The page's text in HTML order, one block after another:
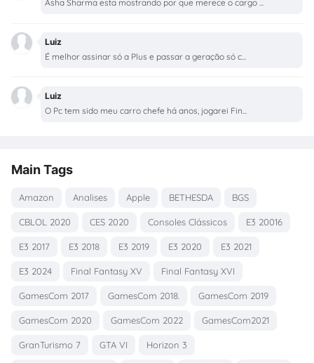
Asha Sharma esta mostrando por que merece o cargo ...
Luiz
É melhor assinar só a Plus e passar a geração só c...
Luiz
O Pc tem sido meu carro chefe há anos, jogarei Fin...
Main Tags
Amazon Analises Apple BETHESDA BGS
CBLOL 2020 CES 2020 Consoles Clássicos E3 20016
E3 2017 E3 2018 E3 2019 E3 2020 E3 2021
E3 2024 Final Fantasy XV Final Fantasy XVI
GamesCom 2017 GamesCom 2018. GamesCom 2019
GamesCom 2020 GamesCom 2022 GamesCom2021
GranTurismo 7 GTA VI Horizon 3